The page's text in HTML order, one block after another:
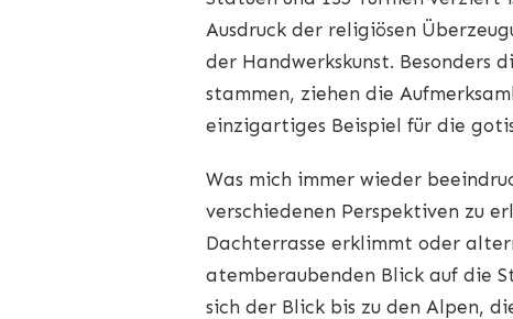
Ausdruck der religiösen
der Handwerkskunst. Besonders
stammen, ziehen die
einzigartiges Beispiel für die
Was mich immer wieder
verschiedenen Perspektiven zu
Dachterrasse erklimmt oder
atemberaubenden Blick auf die
sich der Blick bis zu den Alpen,